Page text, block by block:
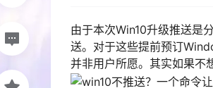
由于本次Win10升级推送是
送。对于这些提前预订
并非用户所愿。其实如果不